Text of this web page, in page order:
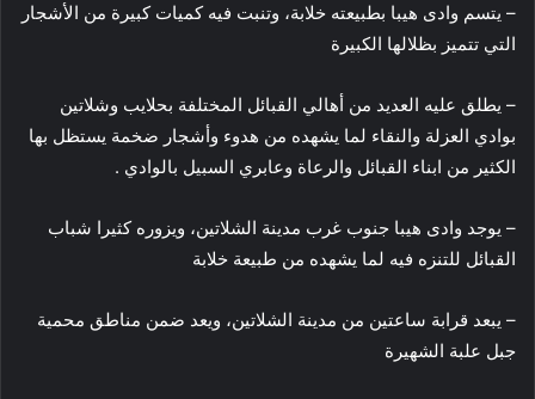
– يتسم وادى هيبا بطبيعته خلابة، وتنبت فيه كميات كبيرة من الأشجار
التي تتميز بظلالها الكبيرة
– يطلق عليه العديد من أهالي القبائل المختلفة بحلايب وشلاتين
بوادي العزلة والنقاء لما يشهده من هدوء وأشجار ضخمة يستظل بها
الكثير من ابناء القبائل والرعاة وعابري السبيل بالوادي .
– يوجد وادى هيبا جنوب غرب مدينة الشلاتين، ويزوره كثيرا شباب
القبائل للتنزه فيه لما يشهده من طبيعة خلابة
– يبعد قرابة ساعتين من مدينة الشلاتين، ويعد ضمن مناطق محمية
جبل علبة الشهيرة